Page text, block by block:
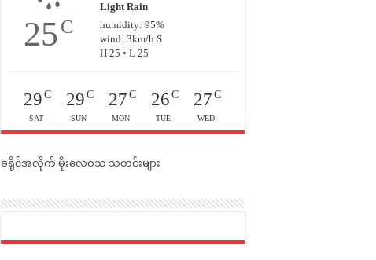
25C
Light Rain
humidity: 95%
wind: 3km/h S
H 25 • L 25
29 C
SAT
29 C
SUN
27 C
MON
26 C
TUE
27 C
WED
ခရိုင်အလိုက် မိုးလေဝသ သတင်းများ